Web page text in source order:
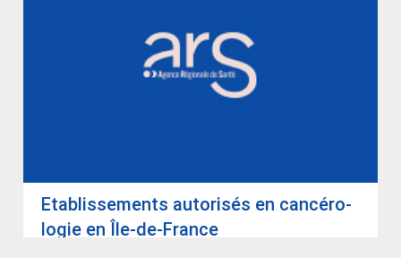
Eta­blis­se­ments auto­ri­sés en can­cé­ro­
lo­gie en Île-de-France